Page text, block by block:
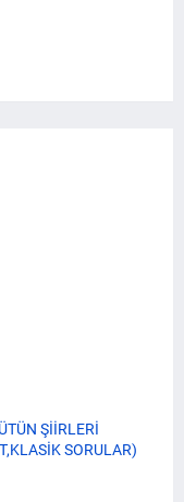
ŞİİRLERİ
SORULAR)